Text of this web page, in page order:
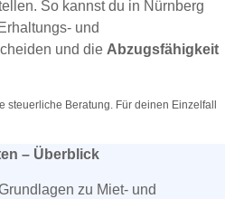
So kannst du in Nürnberg
und
und die Abzugsfähigkeit
steuerliche Beratung. Für deinen Einzelfall
– Überblick
zu Miet- und